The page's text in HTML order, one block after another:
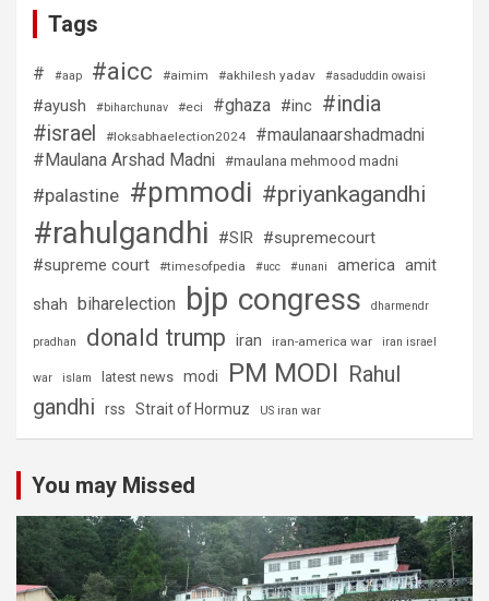
Tags
# #aap #aicc #aimim #akhilesh yadav #asaduddin owaisi
#ayush #biharchunav #eci #ghaza #inc #india
#israel #loksabhaelection2024
#maulanaarshadmadni
#Maulana Arshad Madni
#maulana mehmood madni
#palastine #pmmodi #priyankagandhi
#rahulgandhi #SIR #supremecourt
#supreme court
#timesofpedia #ucc #unani america amit
shah
biharelection bjp congress dharmendr
pradhan donald trump iran iran-america war iran israel
war islam latest news modi PM MODI Rahul
gandhi
rss Strait of Hormuz US iran war
You may Missed